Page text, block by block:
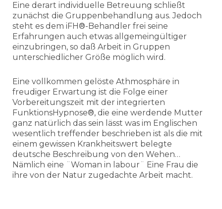
Eine derart individuelle Betreuung schließt
zunächst die Gruppenbehandlung aus. Jedoch
steht es dem iFH®-Behandler frei seine
Erfahrungen auch etwas allgemeingültiger
einzubringen, so daß Arbeit in Gruppen
unterschiedlicher Größe möglich wird.
Eine vollkommen gelöste Athmosphäre in
freudiger Erwartung ist die Folge einer
Vorbereitungszeit mit der integrierten
FunktionsHypnose®, die eine werdende Mutter
ganz natürlich das sein lässt was im Englischen
wesentlich treffender beschrieben ist als die mit
einem gewissen Krankheitswert belegte
deutsche Beschreibung von den Wehen…
Nämlich eine ¨Woman in labour¨ Eine Frau die
ihre von der Natur zugedachte Arbeit macht.